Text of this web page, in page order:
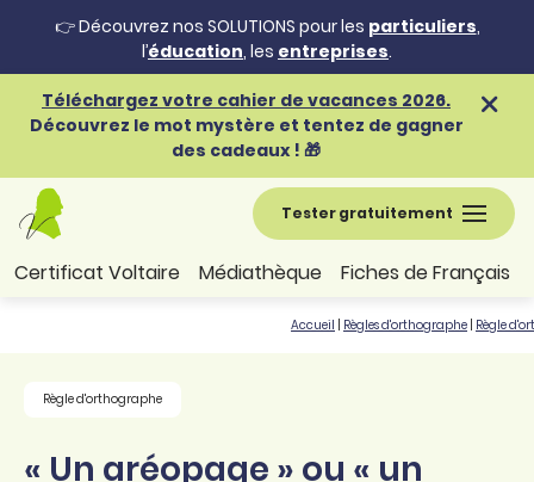
👉 Découvrez nos SOLUTIONS pour les particuliers,
l’éducation, les entreprises.
Téléchargez votre cahier de vacances 2026.
Découvrez le mot mystère et tentez de gagner
des cadeaux ! 🎁
Tester gratuitement
Certificat Voltaire Médiathèque Fiches de Français
Accueil Règles d'orthographe Règle
Règle d'orthographe
« Un aréopage » ou « un